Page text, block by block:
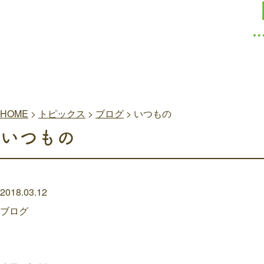
HOME > トピックス > ブログ > いつもの
いつもの
2018.03.12
ブログ